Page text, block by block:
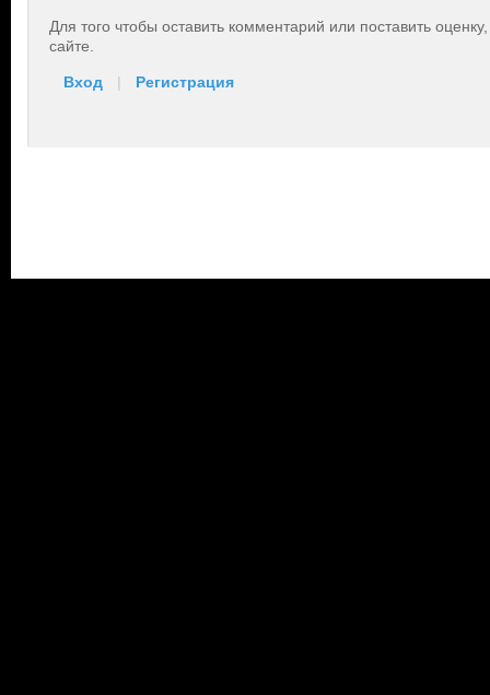
Для того чтобы оставить комментарий или поставить
сайте.
Вход | Регистрация